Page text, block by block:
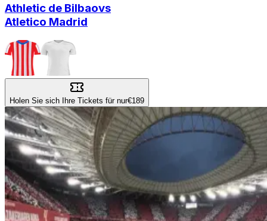
Athletic de Bilbaovs
Atletico Madrid
Holen Sie sich Ihre Tickets für nur€189